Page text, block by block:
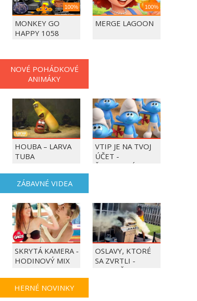
100%
MONKEY GO
HAPPY 1058
100%
MERGE LAGOON
NOVÉ POHÁDKOVÉ
ANIMÁKY
HOUBA – LARVA
TUBA
VTIP JE NA TVOJ
ÚČET -
ŠMOULOVÉ
ZÁBAVNÉ VIDEA
SKRYTÁ KAMERA -
HODINOVÝ MIX
OSLAVY, KTORÉ
SA ZVRTLI -
NAJLEPŠIE
HERNÉ NOVINKY